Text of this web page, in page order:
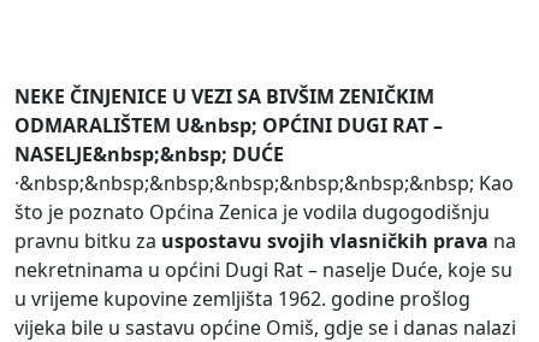
NEKE ČINJENICE U VEZI SA BIVŠIM ZENIČKIM
ODMARALIŠTEM U&nbsp; OPĆINI DUGI RAT –
NASELJE&nbsp;&nbsp; DUĆE
·&nbsp;&nbsp;&nbsp;&nbsp;&nbsp;&nbsp;&nbsp; Kao
što je poznato Općina Zenica je vodila dugogodišnju
pravnu bitku za uspostavu svojih vlasničkih prava na
nekretninama u općini Dugi Rat – naselje Duće, koje su
u vrijeme kupovine zemljišta 1962. godine prošlog
vijeka bile u sastavu općine Omiš, gdje se i danas nalazi